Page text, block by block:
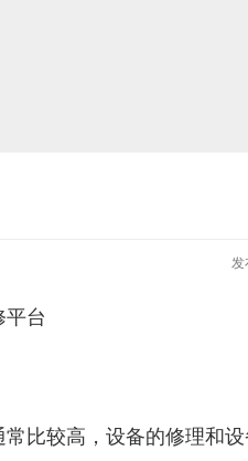
发
平台
常比较高，设备的修理和